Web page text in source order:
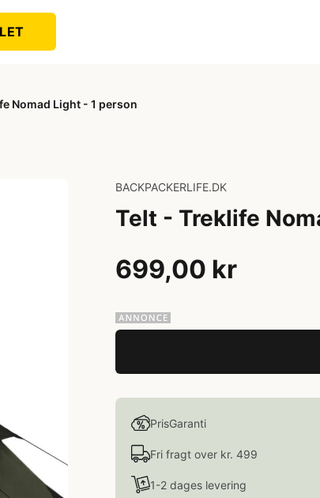
Nomad Light - 1 person
BACKPACKERLIFE.DK
Telt - Treklife
699,00 kr
PrisGaranti
Fri fragt over kr. 499
1-2 dages levering